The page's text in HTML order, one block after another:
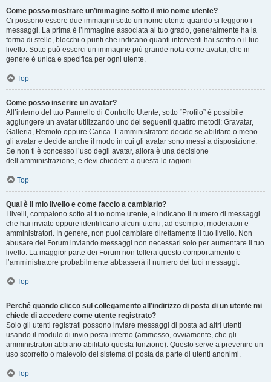
Come posso mostrare un’immagine sotto il mio nome utente?
Ci possono essere due immagini sotto un nome utente quando si leggono i
messaggi. La prima è l’immagine associata al tuo grado, generalmente ha la
forma di stelle, blocchi o punti che indicano quanti interventi hai scritto o il tuo
livello. Sotto può esserci un’immagine più grande nota come avatar, che in
genere è unica e specifica per ogni utente.
Top
Come posso inserire un avatar?
All’interno del tuo Pannello di Controllo Utente, sotto “Profilo” è possibile
aggiungere un avatar utilizzando uno dei seguenti quattro metodi: Gravatar,
Galleria, Remoto oppure Carica. L’amministratore decide se abilitare o meno
gli avatar e decide anche il modo in cui gli avatar sono messi a disposizione.
Se non ti è concesso l’uso degli avatar, allora è una decisione
dell’amministrazione, e devi chiedere a questa le ragioni.
Top
Qual è il mio livello e come faccio a cambiarlo?
I livelli, compaiono sotto al tuo nome utente, e indicano il numero di messaggi
che hai inviato oppure identificano alcuni utenti, ad esempio, moderatori e
amministratori. In genere, non puoi cambiare direttamente il tuo livello. Non
abusare del Forum inviando messaggi non necessari solo per aumentare il tuo
livello. La maggior parte dei Forum non tollera questo comportamento e
l’amministratore probabilmente abbasserà il numero dei tuoi messaggi.
Top
Perché quando clicco sul collegamento all’indirizzo di posta di un utente mi
chiede di accedere come utente registrato?
Solo gli utenti registrati possono inviare messaggi di posta ad altri utenti
usando il modulo di invio posta interno (ammesso, ovviamente, che gli
amministratori abbiano abilitato questa funzione). Questo serve a prevenire un
uso scorretto o malevolo del sistema di posta da parte di utenti anonimi.
Top